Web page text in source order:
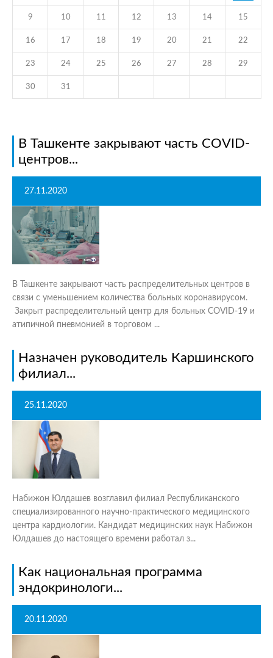
9 10 11 12 13 14 15
16 17 18 19 20 21 22
23 24 25 26 27 28 29
30 31
В Ташкенте закрывают часть COVID-
центров...
27.11.2020
В Ташкенте закрывают часть распределительных центров в
связи с уменьшением количества больных коронавирусом.
Закрыт распределительный центр для больных COVID-19 и
атипичной пневмонией в торговом ...
Назначен руководитель Каршинского
филиал...
25.11.2020
Набижон Юлдашев возглавил филиал Республиканского
специализированного научно-практического медицинского
центра кардиологии. Кандидат медицинских наук Набижон
Юлдашев до настоящего времени работал з...
Как национальная программа
эндокринологи...
20.11.2020